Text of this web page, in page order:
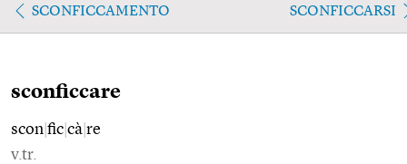
SCONFICCAMENTO SCONFICCARSI
sconficcare
scon fic cà re
v.tr.